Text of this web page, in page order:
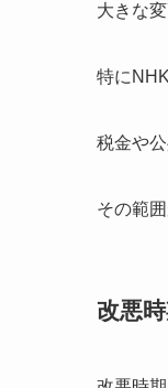
大きな
特に
税金や
その範
改悪